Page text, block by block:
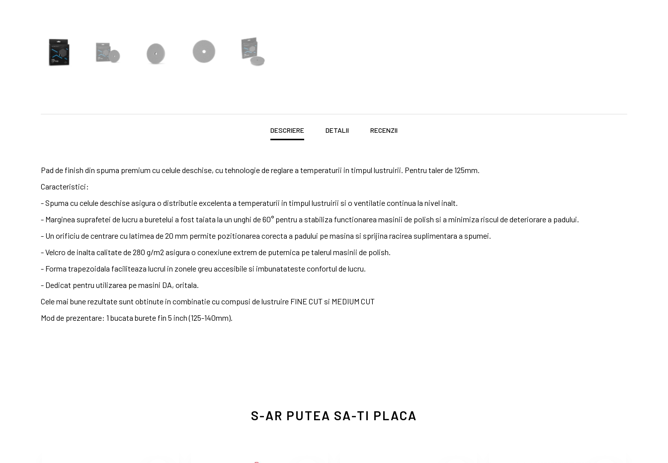
DESCRIERE DETALII RECENZII
Pad de finish din spuma premium cu celule deschise, cu tehnologie de reglare a temperaturii in timpul lustruirii. Pentru taler de 125mm.
Caracteristici:
- Spuma cu celule deschise asigura o distributie excelenta a temperaturii in timpul lustruirii si o ventilatie continua la nivel inalt.
- Marginea suprafetei de lucru a buretelui a fost taiata la un unghi de 60° pentru a stabiliza functionarea masinii de polish si a minimiza riscul de deteriorare a padului.
- Un orificiu de centrare cu latimea de 20 mm permite pozitionarea corecta a padului pe masina si sprijina racirea suplimentara a spumei.
- Velcro de inalta calitate de 280 g/m2 asigura o conexiune extrem de puternica pe talerul masinii de polish.
- Forma trapezoidala faciliteaza lucrul in zonele greu accesibile si imbunatateste confortul de lucru.
- Dedicat pentru utilizarea pe masini DA, oritala.
Cele mai bune rezultate sunt obtinute in combinatie cu compusi de lustruire FINE CUT si MEDIUM CUT
Mod de prezentare: 1 bucata burete fin 5 inch (125-140mm).
S-AR PUTEA SA-TI PLACA